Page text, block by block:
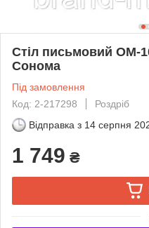
Стіл письмовий ОМ-
Сонома
Під замовлення
Код: 2-217298
Роздріб
Відправка з 14 серпня
1 749 ₴